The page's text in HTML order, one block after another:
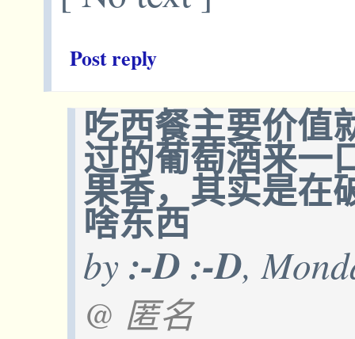
Post reply
吃西餐主要价值
过的葡萄酒来一
果香，其实是在
啥东西
by :-D :-D,
@ 匿名